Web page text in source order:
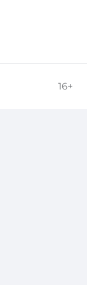
16+